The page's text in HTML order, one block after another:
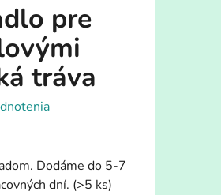
pre
tráva
Dodáme do 5-7
dní. (>5 ks)